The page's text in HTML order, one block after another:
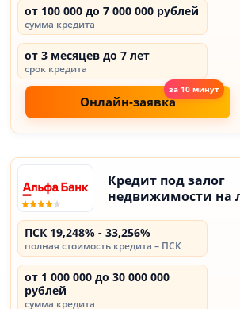
от 100 000 до 7 000 000 рублей
сумма кредита
от 3 месяцев до 7 лет
срок кредита
Онлайн-заявка
Кредит под залог
недвижимости на
ПСК 19,248% - 33,256%
полная стоимость кредита – ПСК
от 1 000 000 до 30 000 000
рублей
сумма кредита